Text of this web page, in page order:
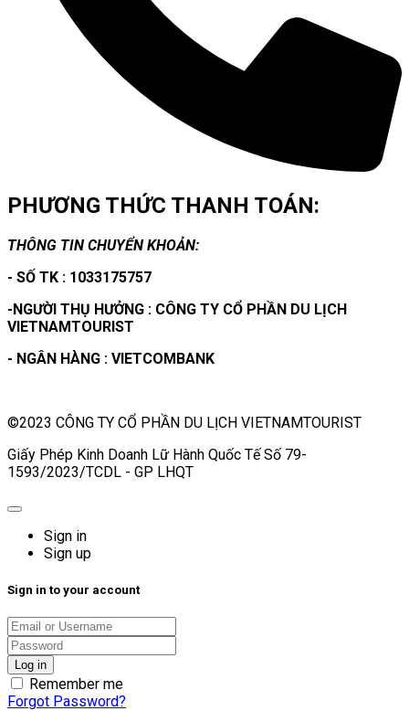
PHƯƠNG THỨC THANH TOÁN:
THÔNG TIN CHUYỂN KHOẢN:
- SỐ TK : 1033175757
-NGƯỜI THỤ HƯỞNG : CÔNG TY CỔ PHẦN DU LỊCH
VIETNAMTOURIST
- NGÂN HÀNG : VIETCOMBANK
©2023 CÔNG TY CỔ PHẦN DU LỊCH VIETNAMTOURIST
Giấy Phép Kinh Doanh Lữ Hành Quốc Tế Số 79-
1593/2023/TCDL - GP LHQT
Sign in
Sign up
Sign in to your account
Remember me
Forgot Password?